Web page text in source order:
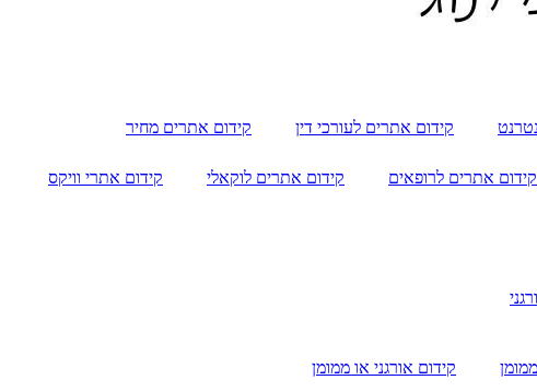
קידום אתרים לעורכי דין קידום אתרים מחיר
קידום אתרים לרופאים קידום אתרים לוקאלי קידום אתרי וויקס
קידום אורגני או ממומן